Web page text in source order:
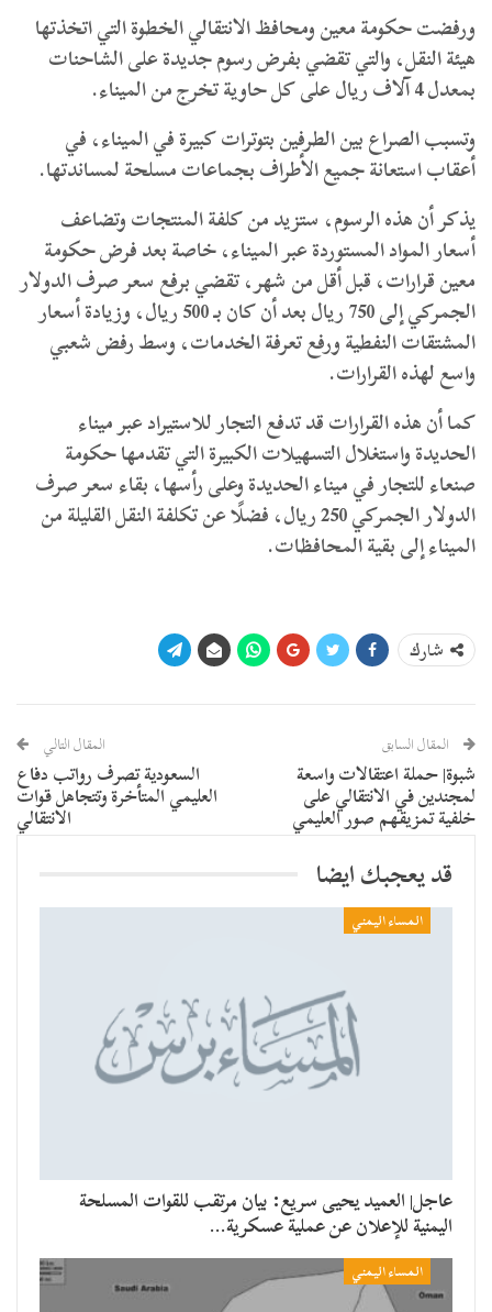
ورفضت حكومة معين ومحافظ الانتقالي الخطوة التي اتخذتها
هيئة النقل، والتي تقضي بفرض رسوم جديدة على الشاحنات
بمعدل 4 آلاف ريال على كل حاوية تخرج من الميناء.
وتسبب الصراع بين الطرفين بتوترات كبيرة في الميناء، في
أعقاب استعانة جميع الأطراف بجماعات مسلحة لمساندتها.
يذكر أن هذه الرسوم، ستزيد من كلفة المنتجات وتضاعف
أسعار المواد المستوردة عبر الميناء، خاصة بعد فرض حكومة
معين قرارات، قبل أقل من شهر، تقضي برفع سعر صرف الدولار
الجمركي إلى 750 ريال بعد أن كان بـ 500 ريال، وزيادة أسعار
المشتقات النفطية ورفع تعرفة الخدمات، وسط رفض شعبي
واسع لهذه القرارات.
كما أن هذه القرارات قد تدفع التجار للاستيراد عبر ميناء
الحديدة واستغلال التسهيلات الكبيرة التي تقدمها حكومة
صنعاء للتجار في ميناء الحديدة وعلى رأسها، بقاء سعر صرف
الدولار الجمركي 250 ريال، فضلًا عن تكلفة النقل القليلة من
الميناء إلى بقية المحافظات.
شارك
المقال السابق
شبوة| حملة اعتقالات واسعة
لمجندين في الانتقالي على
خلفية تمزيقهم صور العليمي
المقال التالي
السعودية تصرف رواتب دفاع
العليمي المتأخرة وتتجاهل قوات
الانتقالي
قد يعجبك ايضا
المساء اليمني
عاجل| العميد يحيى سريع: بيان مرتقب للقوات المسلحة
اليمنية للإعلان عن عملية عسكرية…
المساء اليمني